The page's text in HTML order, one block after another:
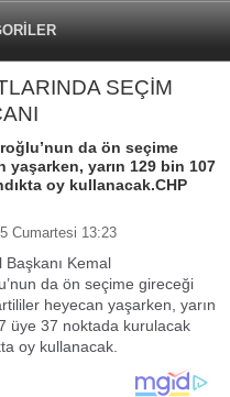
SEÇİM
da ön seçime
yarın 129 bin 107
oy kullanacak.CHP
Cumartesi 13:23
Başkanı Kemal
da ön seçime gireceği
heyecan yaşarken, yarın
üye 37 noktada kurulacak
oy kullanacak.